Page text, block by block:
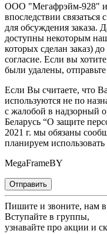
ООО "Мегафрэйм-928"
впоследствии
для обсуждения заказа.
доступны некоторым
которых сделан заказ)
согласие. Если вы
были удалены,
Если Вы считаете, что
используются не по
с жалобой в надзорный
Беларусь “О защите
2021 г. мы обязаны
планируем
MegaFrameBY
Отправить
Пишите и звоните, нам
Вступайте в группы,
узнавайте про акции и